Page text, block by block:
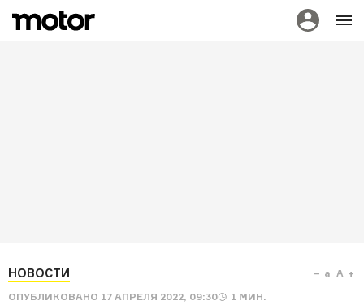
НОВОСТИ
ОПУБЛИКОВАНО 17 АПРЕЛЯ 2022, 09:30 1 МИН.
a A